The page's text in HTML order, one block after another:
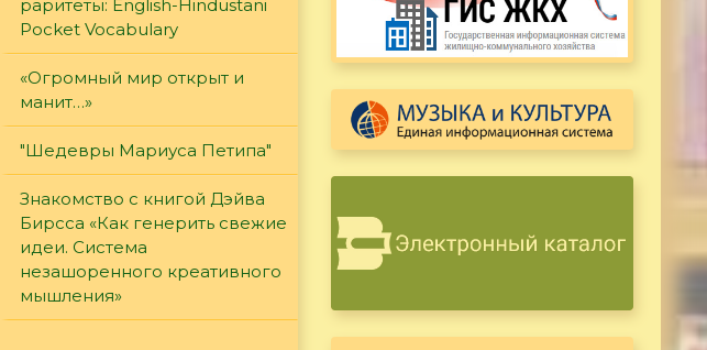
раритеты: English-Hindustani
Pocket Vocabulary
«Огромный мир открыт и
манит…»
"Шедевры Мариуса Петипа"
Знакомство с книгой Дэйва
Бирсса «Как генерить свежие
идеи. Система
незашоренного креативного
мышления»